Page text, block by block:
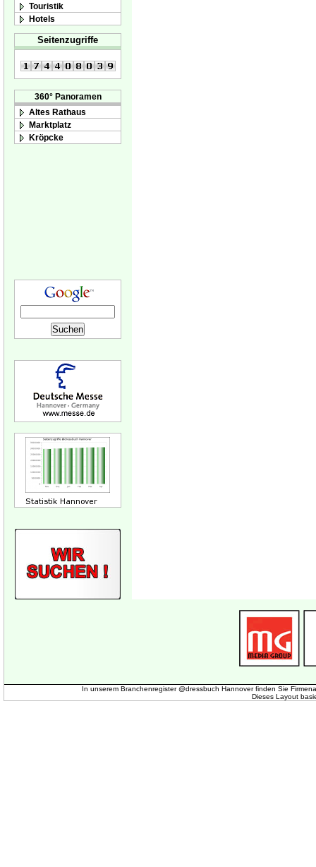
Touristik
Hotels
Seitenzugriffe
360° Panoramen
Altes Rathaus
Marktplatz
Kröpcke
In unserem Branchenregister @dressbuch Hannover finden Sie
Dieses Layout